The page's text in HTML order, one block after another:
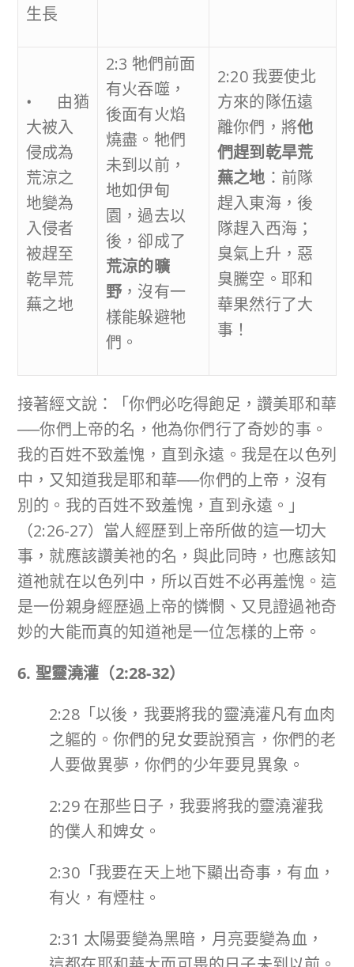
生長
• 由猶
大被入
侵成為
荒涼之
地變為
入侵者
被趕至
乾旱荒
蕪之地
2:3 牠們前面
有火吞噬，
後面有火焰
燒盡。牠們
未到以前，
地如伊甸
園，過去以
後，卻成了
荒涼的曠
野 ，沒有一
樣能躲避牠
們。
2:20 我要使北
方來的隊伍遠
離你們，將他
們趕到乾旱荒
蕪之地 ：前隊
趕入東海，後
隊趕入西海；
臭氣上升，惡
臭騰空。耶和
華果然行了大
事！
接著經文說：「你們必吃得飽足，讚美耶和華
──你們上帝的名，他為你們行了奇妙的事。
我的百姓不致羞愧，直到永遠。我是在以色列
中，又知道我是耶和華──你們的上帝，沒有
別的。我的百姓不致羞愧，直到永遠。」
（2:26-27）當人經歷到上帝所做的這一切大
事，就應該讚美祂的名，與此同時，也應該知
道祂就在以色列中，所以百姓不必再羞愧。這
是一份親身經歷過上帝的憐憫、又見證過祂奇
妙的大能而真的知道祂是一位怎樣的上帝。
6. 聖靈澆灌（2:28-32）
2:28「以後，我要將我的靈澆灌凡有血肉
之軀的。你們的兒女要說預言，你們的老
人要做異夢，你們的少年要見異象。
2:29 在那些日子，我要將我的靈澆灌我
的僕人和婢女。
2:30「我要在天上地下顯出奇事，有血，
有火，有煙柱。
2:31 太陽要變為黑暗，月亮要變為血，